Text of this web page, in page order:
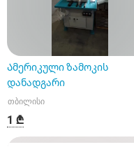
Ამერიკული ზამოკის
დანადგარი
თბილისი
1 ₾